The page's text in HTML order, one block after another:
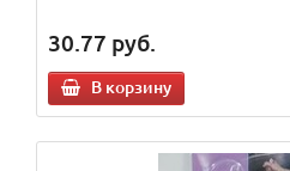
30.77 руб.
В корзину